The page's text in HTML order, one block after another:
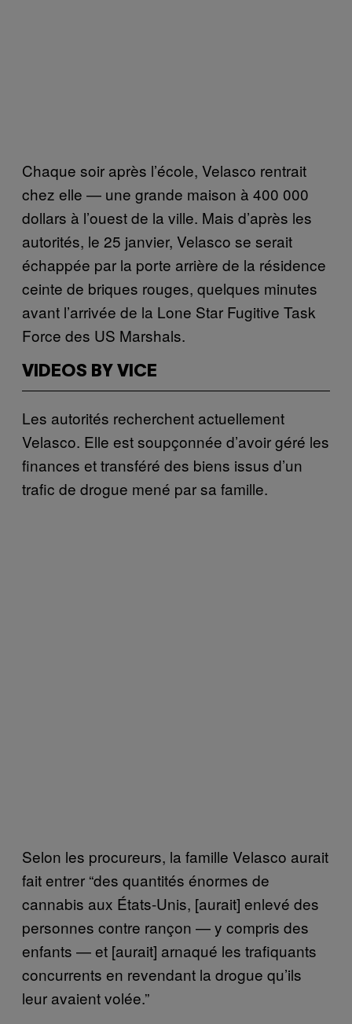
Chaque soir après l’école, Velasco rentrait
chez elle — une grande maison à 400 000
dollars à l’ouest de la ville. Mais d’après les
autorités, le 25 janvier, Velasco se serait
échappée par la porte arrière de la résidence
ceinte de briques rouges, quelques minutes
avant l’arrivée de la Lone Star Fugitive Task
Force des US Marshals.
VIDEOS BY VICE
Les autorités recherchent actuellement
Velasco. Elle est soupçonnée d’avoir géré les
finances et transféré des biens issus d’un
trafic de drogue mené par sa famille.
Selon les procureurs, la famille Velasco aurait
fait entrer “des quantités énormes de
cannabis aux États-Unis, [aurait] enlevé des
personnes contre rançon — y compris des
enfants — et [aurait] arnaqué les trafiquants
concurrents en revendant la drogue qu’ils
leur avaient volée.”